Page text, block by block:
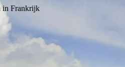
Frankrijk